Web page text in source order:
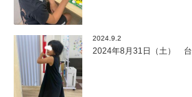
2024.9.2
2024年8月31日（土） 台